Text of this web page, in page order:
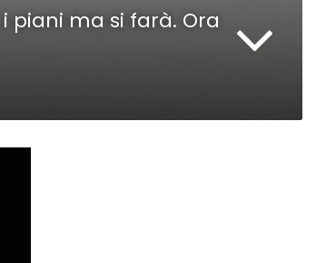
piani ma si farà. Ora